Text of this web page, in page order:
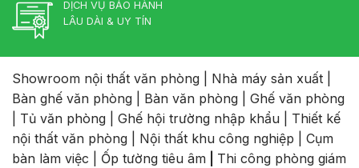
DỊCH VỤ BẢO HÀNH
LÂU DÀI & UY TÍN
Showroom nội thất văn phòng Nhà máy sản xuất
Bàn ghế văn phòng
Bàn văn phòng
Ghế văn phòng
Tủ văn phòng Ghế hội trường nhập khẩu
Thiết kế
nội thất văn phòng
Nội thất khu công nghiệp
Cụm
bàn làm việc
Ốp tường tiêu âm
Thi công phòng giám